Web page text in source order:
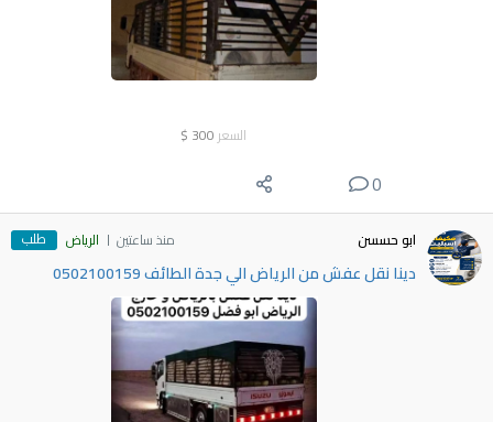
السعر 300
$
0
ابو حسسن منذ ساعتين الرياض طلب
دينا نقل عفش من الرياض الي جدة الطائف 0502100159